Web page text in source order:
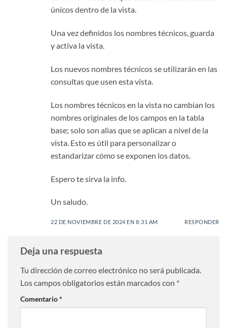
únicos dentro de la vista.
Una vez definidos los nombres técnicos, guarda
y activa la vista.
Los nuevos nombres técnicos se utilizarán en las
consultas que usen esta vista.
Los nombres técnicos en la vista no cambian los
nombres originales de los campos en la tabla
base; solo son alias que se aplican a nivel de la
vista. Esto es útil para personalizar o
estandarizar cómo se exponen los datos.
Espero te sirva la info.
Un saludo.
22 DE NOVIEMBRE DE 2024 EN 8:31 AM RESPONDER
Deja una respuesta
Tu dirección de correo electrónico no será publicada.
Los campos obligatorios están marcados con *
Comentario*